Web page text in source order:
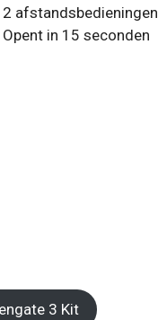
2
Opent in 15 seconden
3 Kit